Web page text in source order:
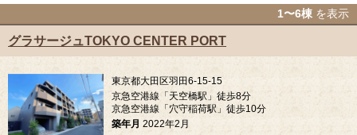
1〜6棟 を表示
グラサージュTOKYO CENTER PORT
東京都大田区羽田6-15-15
京急空港線「天空橋駅」徒歩8分
京急空港線「穴守稲荷駅」徒歩10分
築年月 2022年2月